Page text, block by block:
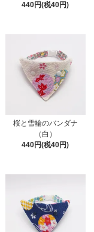
440円(税40円)
桜と雪輪のバンダナ
（白）
440円(税40円)